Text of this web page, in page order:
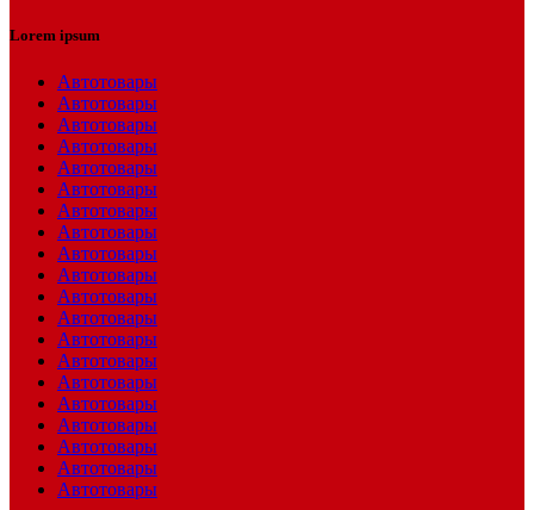
Lorem ipsum
Автотовары
Автотовары
Автотовары
Автотовары
Автотовары
Автотовары
Автотовары
Автотовары
Автотовары
Автотовары
Автотовары
Автотовары
Автотовары
Автотовары
Автотовары
Автотовары
Автотовары
Автотовары
Автотовары
Автотовары